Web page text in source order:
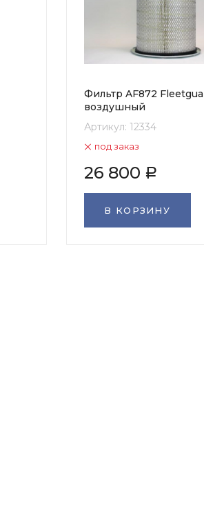
Фильтр AF872
воздушный
Артикул: 12334
под заказ
26 800 Р
В КОРЗИНУ